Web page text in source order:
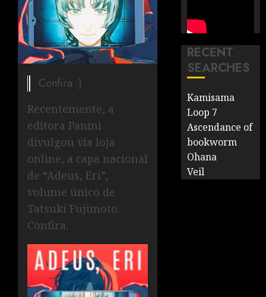
Confira :)
Recentemente, a
editora Panini
divulgou via loja
online, a capa nacional
de “Adeus, Eri”,
volume único de
Tatsuki Fujimoto.
Confira:
RECENT
SEARCHES
Kamisama
Loop 7
Ascendance of
bookworm
Ohana
Veil